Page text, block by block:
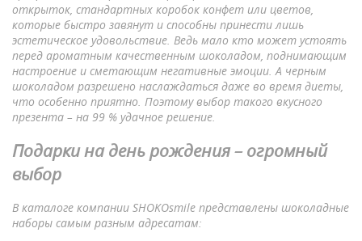
открыток, стандартных коробок конфет или цветов,
которые быстро завянут и способны принести лишь
эстетическое удовольствие. Ведь мало кто может устоять
перед ароматным качественным шоколадом, поднимающим
настроение и сметающим негативные эмоции. А черным
шоколадом разрешено наслаждаться даже во время диеты,
что особенно приятно. Поэтому выбор такого вкусного
презента – на 99 % удачное решение.
Подарки на день рождения – огромный
выбор
В каталоге компании SHOKOsmile представлены шоколадные
наборы самым разным адресатам: